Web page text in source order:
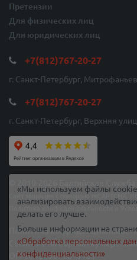
Претензии
Для физических лиц
Для юридических лиц
+7(812)767-20-27
г. Санкт-Петербург,
+7(812)767-20-27
г. Санкт-Петербург, Верхняя
Сайт защищен с помощью reCAPTCHA.
Политика конфиденциальности
Политика
Согласие на обработку
ОГРН: 1089847071181
«Мы используем файлы
анализировать
делать его лучше.
Больше информации на
«Обработка персональных
конфиденциальности»